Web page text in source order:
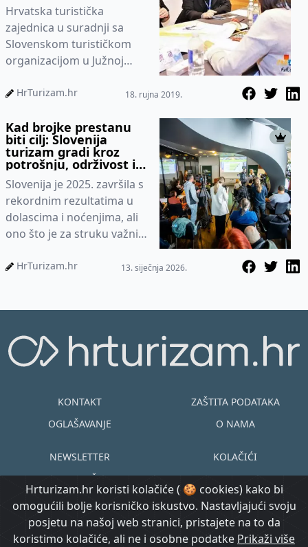
Hrvatska turistička
zajednica u suradnji sa
Slovenskom turističkom
organizacijom u Južnoj
edukacijske radionice
HrTurizam.hr 18. rujna 2019.
Kad brojke prestanu
biti cilj: Slovenija
turizam gradi kroz
potrošnju, održivost i
podatke
Slovenija je 2025. završila s
rekordnim rezultatima u
dolascima i noćenjima, ali
ono što je za struku važnije
namjerno guraju...
HrTurizam.hr 13. siječnja 2026.
Hrturizam.hr koristi kolačiće ( 🍪 cookies) kako bi
omogućili bolje korisničko iskustvo. Nastavljajući svoju
posjetu na našoj web stranici, pristajete na to da
koristimo kolačiće, ali ne i osobne podatke Prikaži više
KONTAKT
OGLAŠAVANJE
ZAŠTITA PODATAKA
O NAMA
NEWSLETTER
UVJETI KORIŠTENJA
KOLAČIĆI
EN HR
© Copyright
2015.-2026.
@ Created by
Morgan Code
Prijavi se